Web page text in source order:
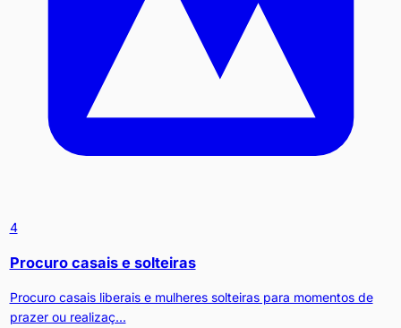
4
Procuro casais e solteiras
Procuro casais liberais e mulheres solteiras para momentos de
prazer ou realizaç...